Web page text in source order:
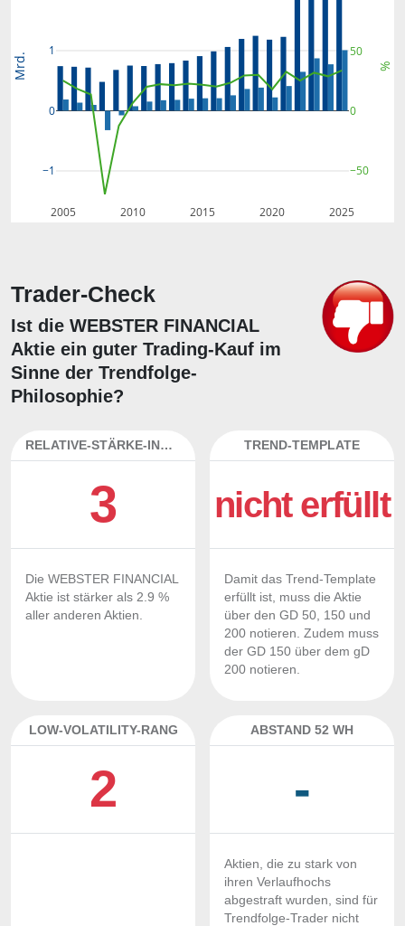
2005 2010 2015 2020 2025
−1
0
1
−50
0
50
Mrd. %
Trader-Check
Ist die WEBSTER FINANCIAL
Aktie ein guter Trading-Kauf im
Sinne der Trendfolge-
Philosophie?
RELATIVE-STÄRKE-INDEX
3
Die WEBSTER FINANCIAL
Aktie ist stärker als 2.9 %
aller anderen Aktien.
TREND-TEMPLATE
nicht erfüllt
Damit das Trend-Template
erfüllt ist, muss die Aktie
über den GD 50, 150 und
200 notieren. Zudem muss
der GD 150 über dem gD
200 notieren.
LOW-VOLATILITY-RANG
2
ABSTAND 52 WH
-
Aktien, die zu stark von
ihren Verlaufhochs
abgestraft wurden, sind für
Trendfolge-Trader nicht